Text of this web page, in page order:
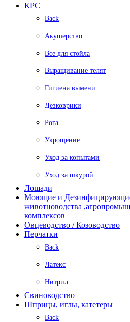
КРС
Back
Акушерство
Все для стойла
Выращивание телят
Гигиена вымени
Дезковрики
Рога
Укрощение
Уход за копытами
Уход за шкурой
Лошади
Моющие и Дезинфицирующие
животноводства
комплексов
Овцеводство / Козоводство
Перчатки
Back
Латекс
Нитрил
Свиноводство
Шприцы, иглы, катетеры
Back